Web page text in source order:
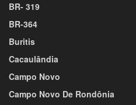
BR- 319
BR-364
Buritis
Cacaulândia
Campo Novo
Campo Novo De Rondônia